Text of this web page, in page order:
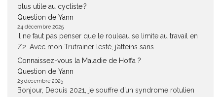
plus utile au cycliste ?
Question de Yann
24 décembre 2025
Il ne faut pas penser que le rouleau se limite au travail en
Z2. Avec mon Trutrainer lesté, j’atteins sans...
Connaissez-vous la Maladie de Hoffa ?
Question de Yann
23 décembre 2025
Bonjour, Depuis 2021, je souffre d’un syndrome rotulien